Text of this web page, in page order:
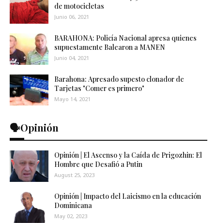
de motocicletas
Junio 06, 2021
BARAHONA: Policía Nacional apresa quienes
supuestamente Balearon a MANEN
Junio 04, 2021
Barahona: Apresado supesto clonador de
Tarjetas "Comer es primero"
Mayo 14, 2021
🗣️Opinión
Opinión | El Ascenso y la Caída de Prigozhin: El
Hombre que Desafió a Putin
August 25, 2023
Opinión | Impacto del Laicismo en la educación
Dominicana
May 02, 2023